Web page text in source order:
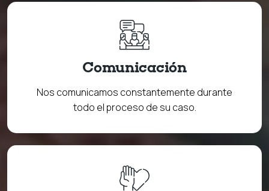
Comunicación
Nos comunicamos constantemente durante
todo el proceso de su caso.